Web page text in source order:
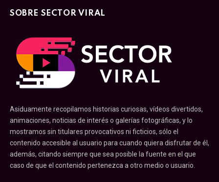
SOBRE SECTOR VIRAL
Asiduamente recopilamos historias curiosas, vídeos divertidos,
animaciones, noticias de interés o galerías fotográficas, y lo
mostramos sin titulares provocativos ni ficticios, sólo el
contenido accesible al usuario para cuando quiera disfrutar de él,
además, citando siempre que sea posible la fuente en el que
caso de que el contenido pertenezca a otro medio o usuario.